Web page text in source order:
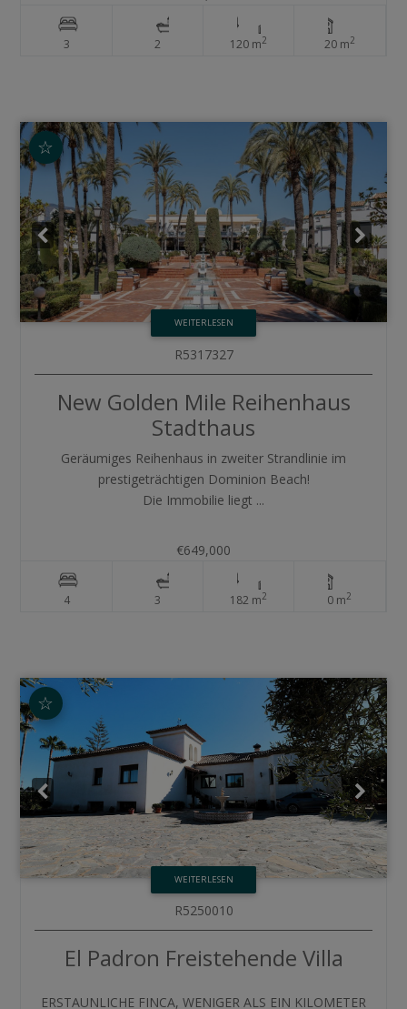
3 2 120 m2 20 m2
☆
WEITERLESEN
€649,000
R5317327
New Golden Mile Reihenhaus
Stadthaus
Geräumiges Reihenhaus in zweiter Strandlinie im
prestigeträchtigen Dominion Beach!
Die Immobilie liegt ...
4 3 182 m2 0 m2
☆
WEITERLESEN
R5250010
El Padron Freistehende Villa
ERSTAUNLICHE FINCA, WENIGER ALS EIN KILOMETER